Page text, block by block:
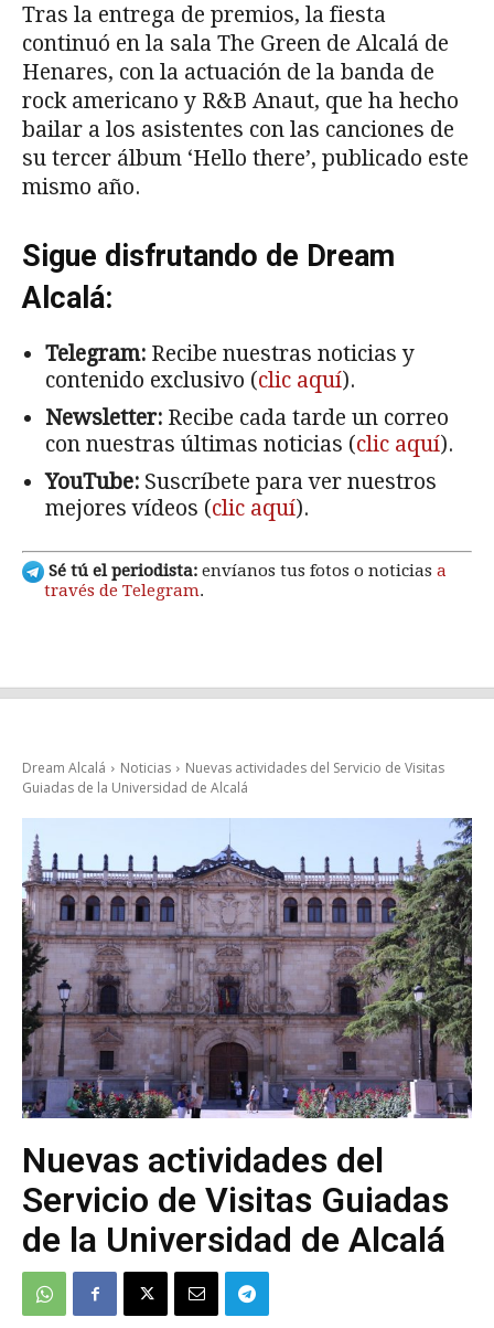
Tras la entrega de premios, la fiesta
continuó en la sala The Green de Alcalá de
Henares, con la actuación de la banda de
rock americano y R&B Anaut, que ha hecho
bailar a los asistentes con las canciones de
su tercer álbum ‘Hello there’, publicado este
mismo año.
Sigue disfrutando de Dream
Alcalá:
Telegram: Recibe nuestras noticias y
contenido exclusivo (clic aquí).
Newsletter: Recibe cada tarde un correo
con nuestras últimas noticias (clic aquí).
YouTube: Suscríbete para ver nuestros
mejores vídeos (clic aquí).
Sé tú el periodista: envíanos tus fotos o noticias a
través de Telegram.